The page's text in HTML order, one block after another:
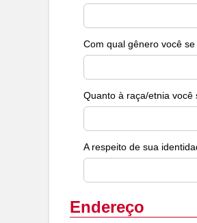
Com qual gênero você
Quanto à raça/etnia você
A respeito de sua
Endereço